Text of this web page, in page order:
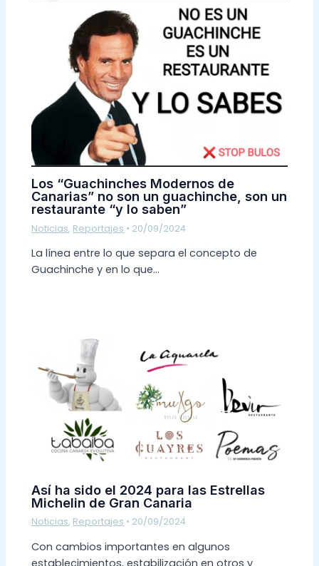
Los “Guachinches Modernos de
Canarias” no son un guachinche, son un
restaurante “y lo saben”
Noticias, Reportajes • 20/09/2024
La línea entre lo que separa el concepto de
Guachinche y en lo que…
Así ha sido el 2024 para las Estrellas
Michelin de Gran Canaria
Noticias, Reportajes • 20/09/2024
Con cambios importantes en algunos
establecimientos, estabilización en otros y